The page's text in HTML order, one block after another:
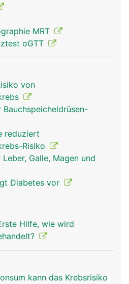
MRT
oGTT
von
Bauchspeicheldrüsen-
reduziert
Risiko
Galle, Magen und
Diabetes vor
Hilfe, wie wird
kann das Krebsrisiko